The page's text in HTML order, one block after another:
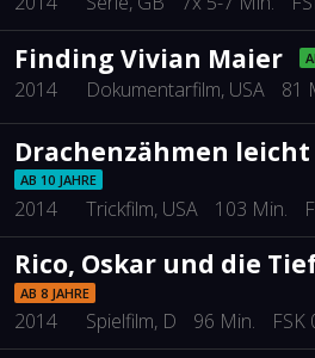
Finding Vivian Maier
2014 Dokumentarfilm, USA 81
Drachenzähmen
AB 10 JAHRE
2014 Trickfilm, USA 103 Min.
Rico, Oskar und die
AB 8 JAHRE
2014 Spielfilm, D 96 Min. FSK